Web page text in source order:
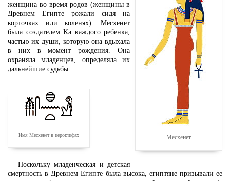
Месхенет
женщина во время родов (женщины в
Древнем Египте рожали сидя на
корточках или коленях). Месхенет
была создателем Ka каждого ребенка,
частью их души, которую она вдыхала
в них в момент рождения. Она
охраняла младенцев, определяла их
дальнейшие судьбы.
Имя Месхенет в иероглифах
Поскольку младенческая и детская
смертность в Древнем Египте была высока, египтяне призывали ее